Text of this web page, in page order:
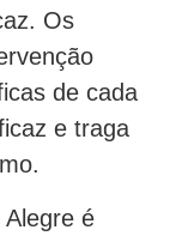
Os
de cada
e traga
é